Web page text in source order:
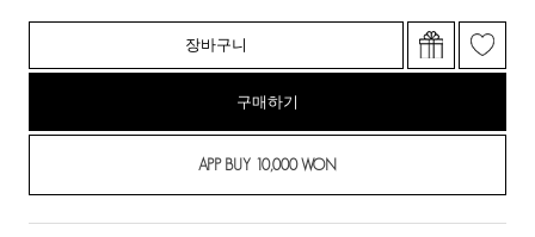
장바구니
구매하기